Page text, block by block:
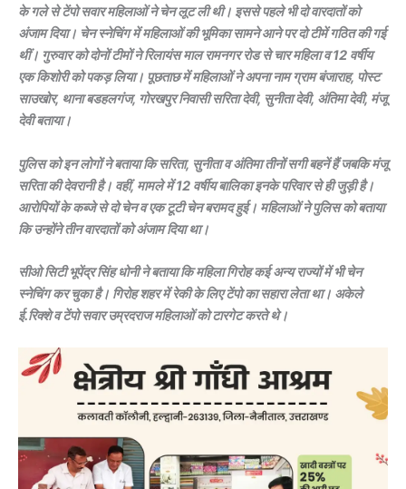
के गले से टेंपो सवार महिलाओं ने चेन लूट ली थी। इससे पहले भी दो वारदातों को
अंजाम दिया। चेन स्नेचिंग में महिलाओं की भूमिका सामने आने पर दो टीमें गठित की गई
थीं। गुरुवार को दोनों टीमों ने रिलायंस माल रामनगर रोड से चार महिला व 12 वर्षीय
एक किशोरी को पकड़ लिया। पूछताछ में महिलाओं ने अपना नाम ग्राम बंजाराह, पोस्ट
साउखोर, थाना बडहलगंज, गोरखपुर निवासी सरिता देवी, सुनीता देवी, अंतिमा देवी, मंजू
देवी बताया।
पुलिस को इन लोगों ने बताया कि सरिता, सुनीता व अंतिमा तीनों सगी बहनें हैं जबकि मंजू
सरिता की देवरानी है। वहीं, मामले में 12 वर्षीय बालिका इनके परिवार से ही जुड़ी है।
आरोपियों के कब्जे से दो चेन व एक टूटी चेन बरामद हुई। महिलाओं ने पुलिस को बताया
कि उन्होंने तीन वारदातों को अंजाम दिया था।
सीओ सिटी भूपेंद्र सिंह धोनी ने बताया कि महिला गिरोह कई अन्य राज्यों में भी चेन
स्नेचिंग कर चुका है। गिरोह शहर में रेकी के लिए टेंपो का सहारा लेता था। अकेले
ई.रिक्शे व टेंपो सवार उम्रदराज महिलाओं को टारगेट करते थे।